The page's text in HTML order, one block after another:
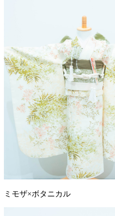
ミモザ×ボタニカル